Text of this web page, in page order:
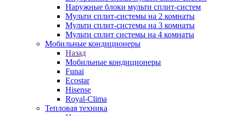
Наружные блоки мульти сплит-систем
Мульти сплит-системы на 2 комнаты
Мульти сплит-системы на 3 комнаты
Мульти сплит системы на 4 комнаты
Мобильные кондиционеры
Назад
Мобильные кондиционеры
Funai
Ecostar
Hisense
Royal-Clima
Тепловая техника